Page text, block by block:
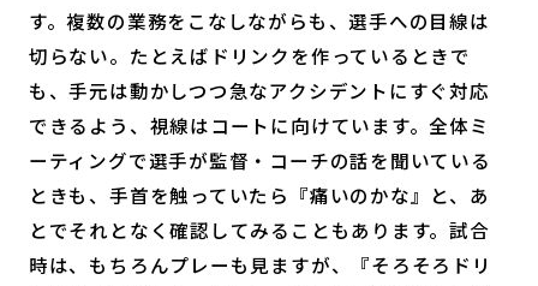
す。複数の業務をこなしながらも、選手への目線は
切らない。たとえばドリンクを作っているときで
も、手元は動かしつつ急なアクシデントにすぐ対応
できるよう、視線はコートに向けています。全体ミ
ーティングで選手が監督・コーチの話を聞いている
ときも、手首を触っていたら『痛いのかな』と、あ
とでそれとなく確認してみることもあります。試合
時は、もちろんプレーも見ますが、『そろそろドリ